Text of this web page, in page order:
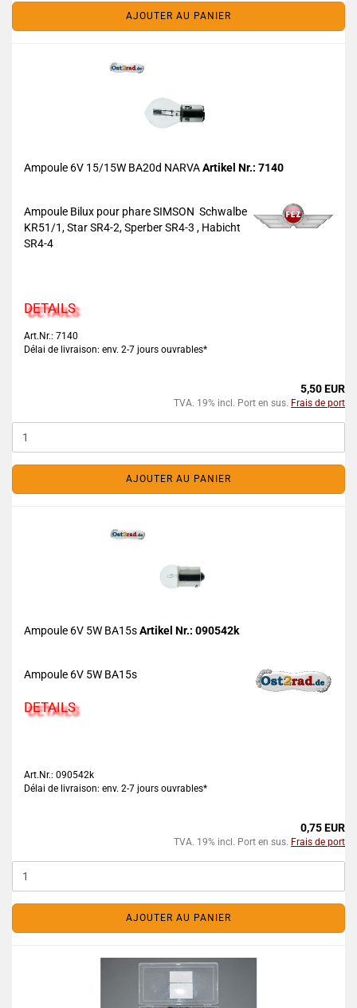
AJOUTER AU PANIER
Ampoule 6V 15/15W BA20d NARVAArtikel Nr.: 7140
Ampoule Bilux pour phare SIMSON Schwalbe
KR51/1, Star SR4-2, Sperber SR4-3 , Habicht
SR4-4
DETAILS
Art.Nr.: 7140
Délai de livraison: env. 2-7 jours ouvrables*
5,50 EUR
TVA. 19% incl. Port en sus. Frais de port
AJOUTER AU PANIER
Ampoule 6V 5W BA15sArtikel Nr.: 090542k
Ampoule 6V 5W BA15s
DETAILS
Art.Nr.: 090542k
Délai de livraison: env. 2-7 jours ouvrables*
0,75 EUR
TVA. 19% incl. Port en sus. Frais de port
AJOUTER AU PANIER